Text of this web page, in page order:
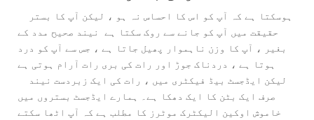
حقیقت میں آپ کو جانے سے روک سکتا ہے نیند صحیح مدد کے
بغیر ، آپ کا وزن ناہموار پھیل جاتا ہے ، جس سے آپ کو درد
صرف ایک بٹن کا ایک دھکا ہے۔ ہمارے ایڈجسٹ بستروں میں
خاموش اوکین الیکٹرک موٹرز کا مطلب ہے کہ آپ اٹھا سکتے